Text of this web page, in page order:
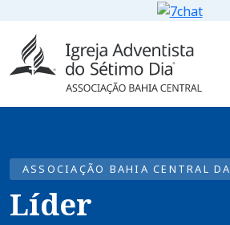
ASSOCIAÇÃO BAHIA CENTRAL
Líder